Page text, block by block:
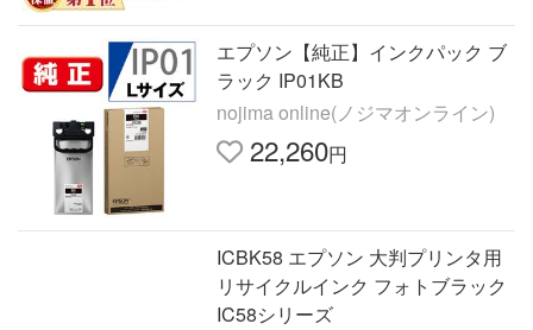
エプソン【純正】インクパック ブ
ラック IP01KB
nojima online(ノジマオンライン)
22,260円
ICBK58 エプソン 大判プリンタ用
リサイクルインク フォトブラック
IC58シリーズ